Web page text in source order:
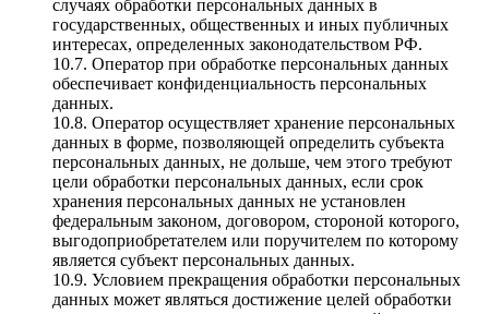
случаях обработки персональных данных в
государственных, общественных и иных публичных
интересах, определенных законодательством РФ.
10.7. Оператор при обработке персональных данных
обеспечивает конфиденциальность персональных
данных.
10.8. Оператор осуществляет хранение персональных
данных в форме, позволяющей определить субъекта
персональных данных, не дольше, чем этого требуют
цели обработки персональных данных, если срок
хранения персональных данных не установлен
федеральным законом, договором, стороной которого,
выгодоприобретателем или поручителем по которому
является субъект персональных данных.
10.9. Условием прекращения обработки персональных
данных может являться достижение целей обработки